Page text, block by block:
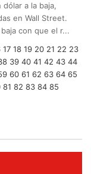
a la baja,
en Wall Street.
con que el r...
17 18 19 20 21 22 23
39 40 41 42 43 44
60 61 62 63 64 65
81 82 83 84 85